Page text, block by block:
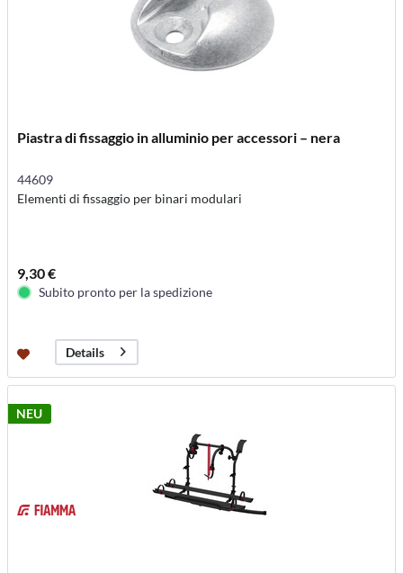
Piastra di fissaggio in alluminio per accessori – nera
44609
Elementi di fissaggio per binari modulari
9,30 €
Subito pronto per la spedizione
Details
NEU